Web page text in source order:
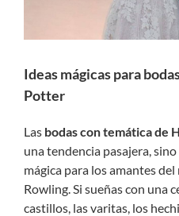
Ideas mágicas para
Potter
Las bodas con temática de
una tendencia pasajera,
mágica para los amantes
Rowling. Si sueñas con una
castillos, las varitas, los